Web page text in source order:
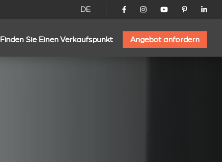
DE
Finden Sie Einen Verkaufspunkt Angebot anfordern